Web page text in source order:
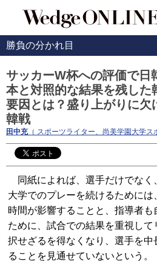
勝負の分かれ目
サッカーW杯への評価で日
本と対照的な結果を残した
要因とは？盛り上がりに欠
韓戦
田中充（ スポーツライター、尚美学園大学ス
同紙によれば、選手だけでなく
大学でのプレーを続けるために
時間が影響することと、指導者
ために、試合での結果を重視し
択せざるを得なくなり、選手を
ることを見通せていないという。